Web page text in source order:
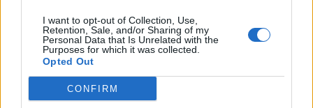
I want to opt-out of Collection, Use,
Retention, Sale, and/or Sharing of my
Personal Data that Is Unrelated with the
Purposes for which it was collected.
Opted Out
CONFIRM